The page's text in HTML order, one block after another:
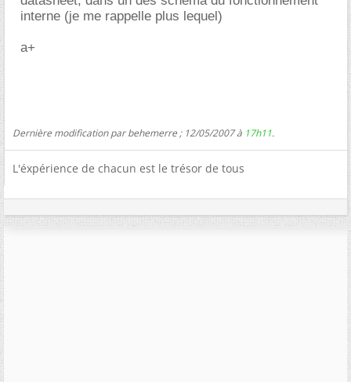
interne (je me rappelle plus lequel)
a+
Dernière modification par behemerre ; 12/05/2007 à 17h11.
L'éxpérience de chacun est le trésor de tous